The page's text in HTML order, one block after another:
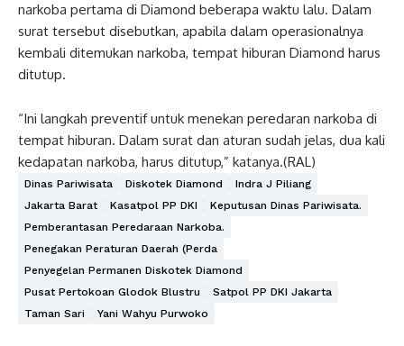
narkoba pertama di Diamond beberapa waktu lalu. Dalam
surat tersebut disebutkan, apabila dalam operasionalnya
kembali ditemukan narkoba, tempat hiburan Diamond harus
ditutup.
“Ini langkah preventif untuk menekan peredaran narkoba di
tempat hiburan. Dalam surat dan aturan sudah jelas, dua kali
kedapatan narkoba, harus ditutup,” katanya.(RAL)
Dinas Pariwisata Diskotek Diamond
Indra J Piliang
Jakarta Barat
Kasatpol PP DKI
Keputusan Dinas Pariwisata.
Pemberantasan Peredaraan Narkoba.
Penegakan Peraturan Daerah (perda
Penyegelan Permanen Diskotek Diamond
Pusat Pertokoan Glodok Blustru
Satpol PP DKI Jakarta
Taman Sari
Yani Wahyu Purwoko